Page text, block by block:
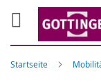
Startseite